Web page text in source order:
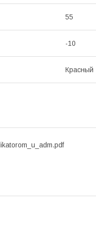
55
-10
Красный